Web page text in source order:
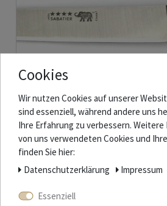
Thiers-Issard Sabatier Filetiermesser - Griff
81,70 € *
In den Warenkorb
Cookies
Wir nutzen Cookies auf unserer
sind essenziell, während andere uns
Ihre Erfahrung zu verbessern.
von uns verwendeten Cookies und
finden Sie hier:
Daten­schutz­erklärung
Impressum
Essenziell